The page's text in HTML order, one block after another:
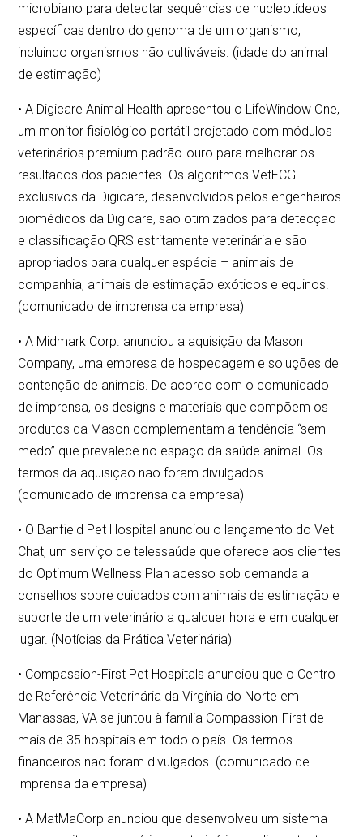
microbiano para detectar sequências de nucleotídeos
específicas dentro do genoma de um organismo,
incluindo organismos não cultiváveis. (idade do animal
de estimação)
• A Digicare Animal Health apresentou o LifeWindow One,
um monitor fisiológico portátil projetado com módulos
veterinários premium padrão-ouro para melhorar os
resultados dos pacientes. Os algoritmos VetECG
exclusivos da Digicare, desenvolvidos pelos engenheiros
biomédicos da Digicare, são otimizados para detecção
e classificação QRS estritamente veterinária e são
apropriados para qualquer espécie – animais de
companhia, animais de estimação exóticos e equinos.
(comunicado de imprensa da empresa)
• A Midmark Corp. anunciou a aquisição da Mason
Company, uma empresa de hospedagem e soluções de
contenção de animais. De acordo com o comunicado
de imprensa, os designs e materiais que compõem os
produtos da Mason complementam a tendência “sem
medo” que prevalece no espaço da saúde animal. Os
termos da aquisição não foram divulgados.
(comunicado de imprensa da empresa)
• O Banfield Pet Hospital anunciou o lançamento do Vet
Chat, um serviço de telessaúde que oferece aos clientes
do Optimum Wellness Plan acesso sob demanda a
conselhos sobre cuidados com animais de estimação e
suporte de um veterinário a qualquer hora e em qualquer
lugar. (Notícias da Prática Veterinária)
• Compassion-First Pet Hospitals anunciou que o Centro
de Referência Veterinária da Virgínia do Norte em
Manassas, VA se juntou à família Compassion-First de
mais de 35 hospitais em todo o país. Os termos
financeiros não foram divulgados. (comunicado de
imprensa da empresa)
• A MatMaCorp anunciou que desenvolveu um sistema